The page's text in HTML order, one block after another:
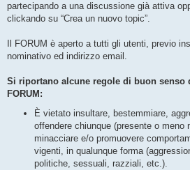
a
g
o
partecipando a una discussione già attiva
clickando su “Crea un nuovo topic”.
Il FORUM è aperto a tutti gli utenti, previo
nominativo ed indirizzo email.
Si riportano alcune regole di buon senso
FORUM:
È vietato insultare, bestemmiare,
offendere chiunque (presente o meno
minacciare e/o promuovere
vigenti, in qualunque forma
politiche, sessuali, razziali, etc.).